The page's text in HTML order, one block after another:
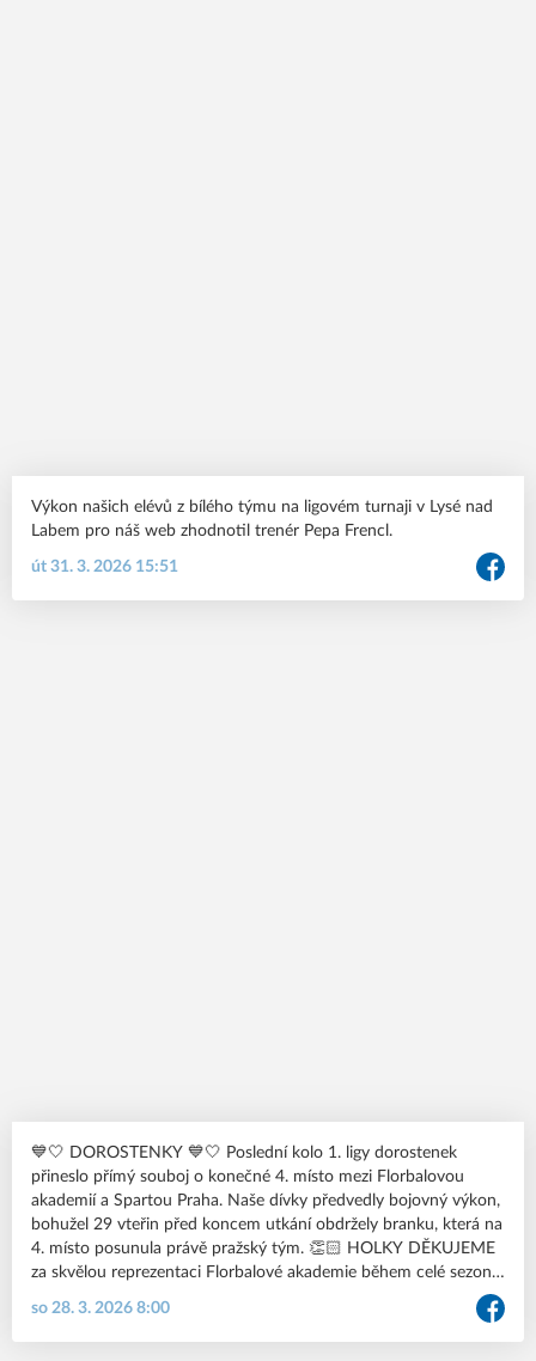
Výkon našich elévů z bílého týmu na ligovém turnaji v Lysé nad
Labem pro náš web zhodnotil trenér Pepa Frencl.
út 31. 3. 2026 15:51
💙🤍 DOROSTENKY 💙🤍 Poslední kolo 1. ligy dorostenek
přineslo přímý souboj o konečné 4. místo mezi Florbalovou
akademií a Spartou Praha. Naše dívky předvedly bojovný výkon,
bohužel 29 vteřin před koncem utkání obdržely branku, která na
4. místo posunula právě pražský tým. 👏🏻 HOLKY DĚKUJEME
za skvělou reprezentaci Florbalové akademie během celé sezony.
na závěr: V ligové sezóně si dorostenky připsaly ve 21 zápasech
so 28. 3. 2026 8:00